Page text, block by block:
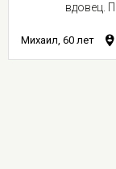
вдовец.
Михаил, 60 лет